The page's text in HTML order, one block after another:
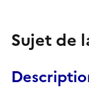
Sujet de